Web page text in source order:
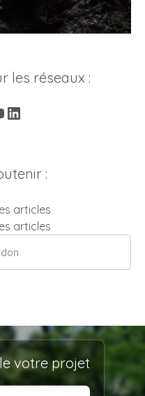
les réseaux :
LinkedIn
:
articles
articles
votre projet